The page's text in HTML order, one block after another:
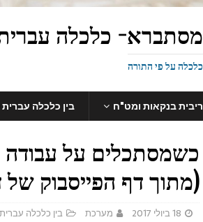
מסתברא- כלכלה
כלכלה על פי התורה
ריבית בנקאות ומט"ח בין כלכלה
כשמסתכלים על עבודה
(מתוך דף הפייסבוק של
18 ביולי 2017 מערכת בין כלכלה